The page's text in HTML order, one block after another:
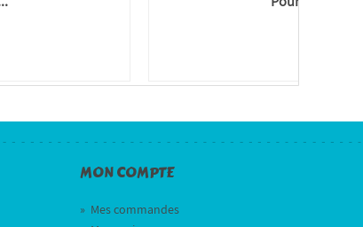
MON COMPTE
» Mes commandes